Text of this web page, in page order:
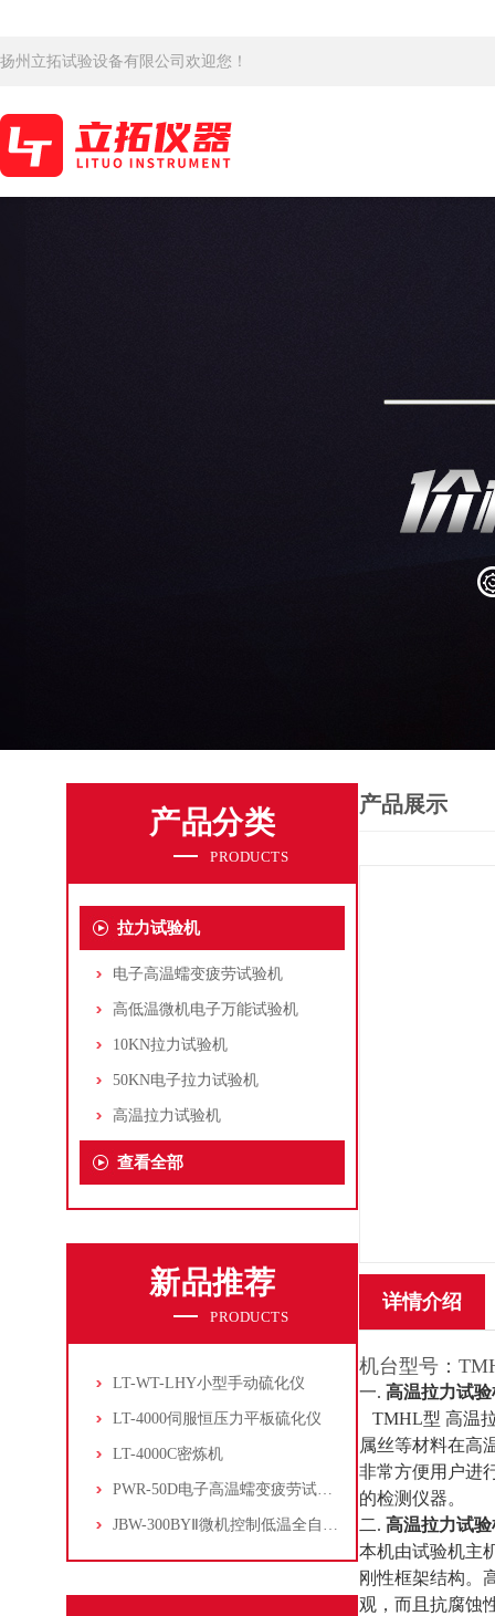
扬州立拓试验设备有限公司欢迎您！
产品分类
PRODUCTS
拉力试验机
电子高温蠕变疲劳试验机
高低温微机电子万能试验机
10KN拉力试验机
50KN电子拉力试验机
高温拉力试验机
查看全部
新品推荐
PRODUCTS
LT-WT-LHY小型手动硫化仪
LT-4000伺服恒压力平板硫化仪
LT-4000C密炼机
PWR-50D电子高温蠕变疲劳试验机
JBW-300BYⅡ微机控制低温全自动冲击试验机
产品展示
详情介绍
机台型号：
一. 高温拉力试验
TMHL型 高温
属丝等材料在高
非常方便用户进
的检测仪器。
二. 高温拉力试验
本机由试验机主
刚性框架结构。
观，而且抗腐蚀